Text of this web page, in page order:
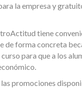
la empresa y
tiene
de forma concreta
para que a los
promociones